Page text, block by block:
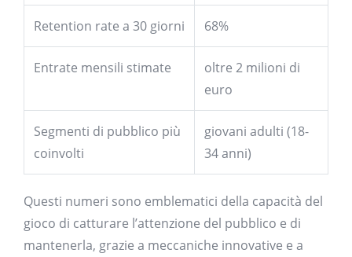
Retention rate a 30 giorni 68%
Entrate mensili stimate
oltre 2 milioni di
euro
Segmenti di pubblico più
coinvolti
giovani adulti (18-
34 anni)
Questi numeri sono emblematici della capacità del
gioco di catturare l’attenzione del pubblico e di
mantenerla, grazie a meccaniche innovative e a